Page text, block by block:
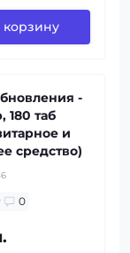
корзину
-
180 таб
и
средство)
0